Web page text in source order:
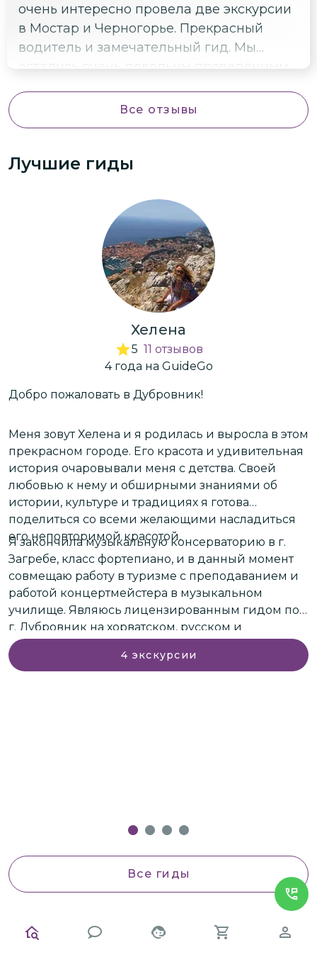
очень интересно провела две экскурсии
в Мостар и Черногорье. Прекрасный
водитель и замечательный гид. Мы
остались очень довольны проведённым
Все отзывы
Лучшие гиды
Хелена
5 11 отзывов
4 года на GuideGo
Добро пожаловать в Дубровник!
Меня зовут Хелена и я родилась и выросла в этом
прекрасном городе. Его красота и удивительная
история очаровывали меня с детства. Своей
любовью к нему и обширными знаниями об
истории, культуре и традициях я готова
поделиться со всеми желающими насладиться
его неповторимой красотой.
Я закончила музыкальную консерваторию в г.
Загребе, класс фортепиано, и в данный момент
совмещаю работу в туризме с преподаванием и
работой концертмейстера в музыкальном
училище. Являюсь лицензированным гидом по
г. Дубровник на хорватском, русском и
английском языках, и в туризме работаю с 1999.г.
4 экскурсии
Все гиды
Экскурсии в Дубровнике: